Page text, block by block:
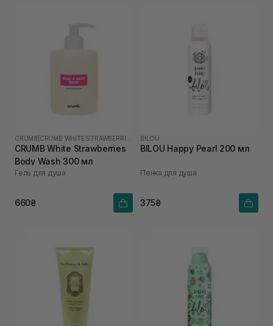
CRUMB
CRUMB White Strawberries
Body Wash 300 мл
Гель для душа
660₴
BILOU
BILOU Happy Pearl 200 мл
Пенка для душа
375₴